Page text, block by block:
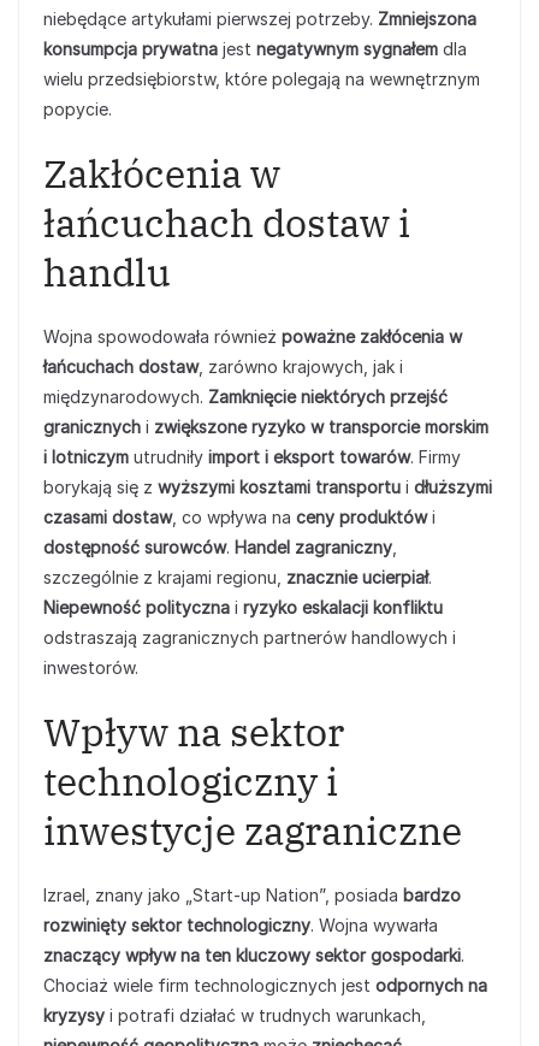
niebędące artykułami pierwszej potrzeby. Zmniejszona
konsumpcja prywatna jest negatywnym sygnałem dla
wielu przedsiębiorstw, które polegają na wewnętrznym
popycie.
Zakłócenia w
łańcuchach dostaw i
handlu
Wojna spowodowała również poważne zakłócenia w
łańcuchach dostaw, zarówno krajowych, jak i
międzynarodowych. Zamknięcie niektórych przejść
granicznych i zwiększone ryzyko w transporcie morskim
i lotniczym utrudniły import i eksport towarów. Firmy
borykają się z wyższymi kosztami transportu i dłuższymi
czasami dostaw, co wpływa na ceny produktówi
dostępność surowców. Handel zagraniczny
szczególnie z krajami regionu, znacznie ucierpiał.
Niepewność polityczna i ryzyko eskalacji konfliktu
odstraszają zagranicznych partnerów handlowych i
inwestorów.
Wpływ na sektor
technologiczny i
inwestycje zagraniczne
Izrael, znany jako „Start-up Nation”, posiada bardzo
rozwinięty sektor technologiczny. Wojna wywarła
znaczący wpływ na ten kluczowy sektor gospodarki.
Chociaż wiele firm technologicznych jest odpornych na
kryzysy i potrafi działać w trudnych warunkach,